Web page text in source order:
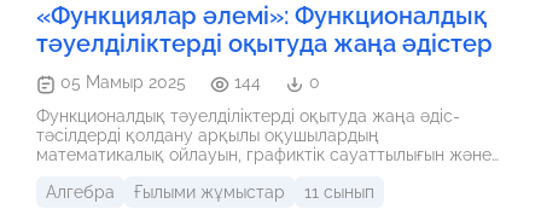
«Функциялар әлемі»: Функционалдық
тәуелділіктерді оқытуда жаңа әдістер
05 Мамыр 2025 144
0
Функционалдық тәуелділіктерді оқытуда жаңа әдіс-
тәсілдерді қолдану арқылы оқушылардың
математикалық ойлауын, графиктік сауаттылығын және
дамыту.
Алгебра Ғылыми жұмыстар 11 сынып